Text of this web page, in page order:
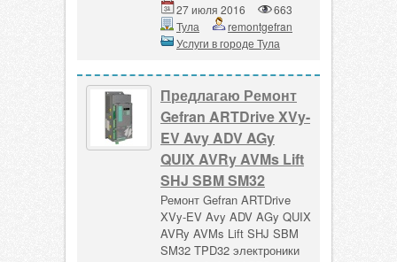
27 июля 2016
663
Тула
remontgefran
Услуги в городе Тула
Предлагаю Ремонт
Gefran ARTDrive XVy-
EV Avy ADV AGy
QUIX AVRy AVMs Lift
SHJ SBM SM32
Ремонт Gefran ARTDrive
XVy-EV Avy ADV AGy QUIX
AVRy AVMs Lift SHJ SBM
SM32 TPD32 электроники